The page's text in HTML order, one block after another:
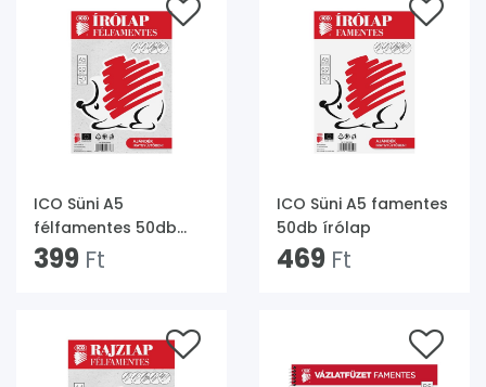
ICO Süni A5
félfamentes 50db
írólap
399 Ft
ICO Süni A5 famentes
50db írólap
469 Ft